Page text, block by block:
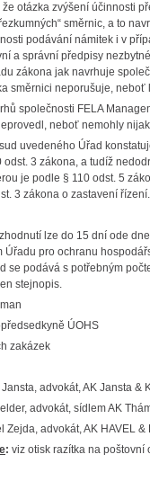
že otázka zvýšení účinnosti
směrnic, a to
podávání námitek i v
a správní předpisy
zákona jak navrhuje
směrnici neporušuje,
společnosti FELA
neboť nemohly
uvedeného Úřad
odst. 3 zákona, a tudíž
je podle § 110 odst. 5
3 zákona o zastavení řízení.
lze do 15 dní ode
Úřadu pro ochranu
se podává s potřebným
stejnopis.
ÚOHS
zakázek
advokát, AK Jansta &
advokát, sídlem AK
Zejda, advokát, AK HAVEL
: viz otisk razítka na poštovní